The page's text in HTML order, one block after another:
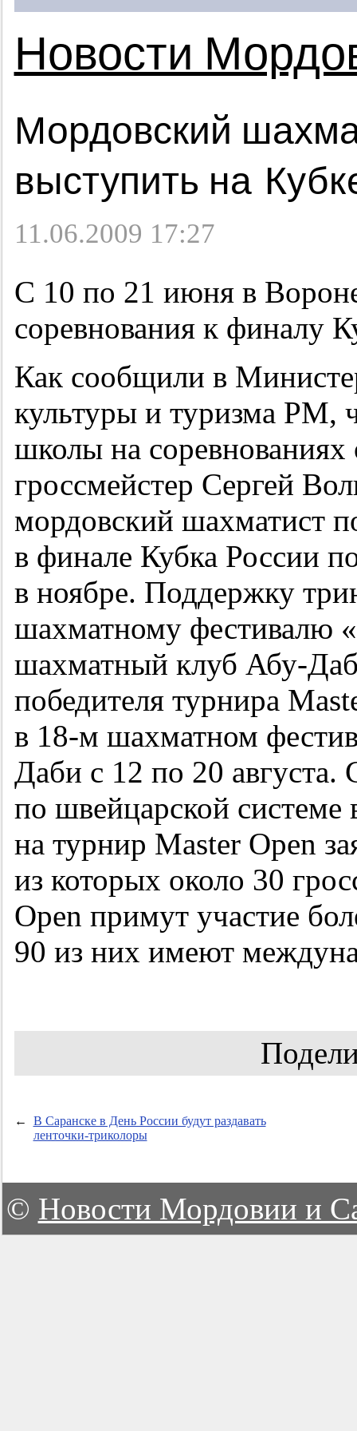
Новости
Мордовский
выступить на
11.06.2009 17:27
С 10 по 21 июня в
соревнования к финалу
Как сообщили в
культуры и туризма РМ,
школы на
гроссмейстер Сергей
мордовский шахматист
в финале Кубка России
в ноябре. Поддержку
шахматному фестивалю
шахматный клуб Абу-
победителя турнира
в 18-м шахматном
Даби с 12 по 20 августа.
по швейцарской системе
на турнир Master Open
из которых около 30
Open примут участие
90 из них имеют
←
В Саранске в День России будут раздавать
ленточки-триколоры
© Новости Мордовии и